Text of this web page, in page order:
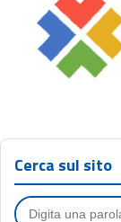
Cerca sul sito